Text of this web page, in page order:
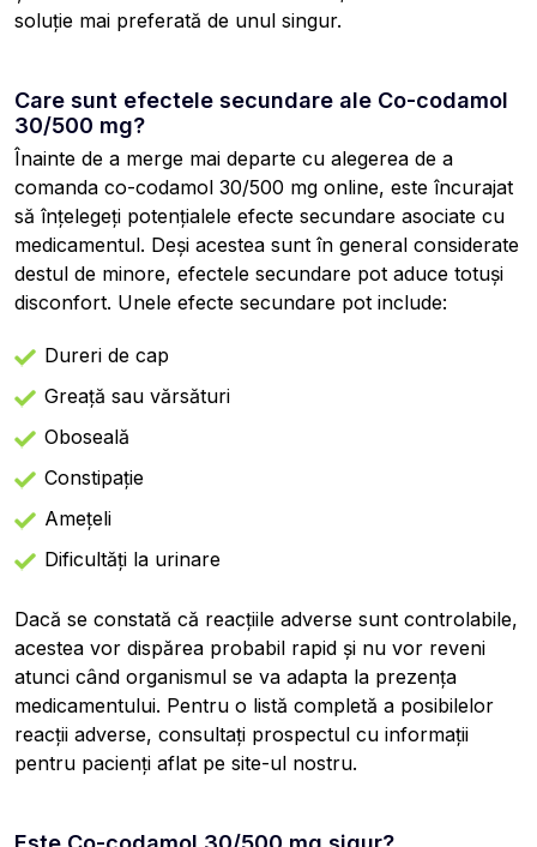
soluție mai preferată de unul singur.
Care sunt efectele secundare ale Co-codamol
30/500 mg?
Înainte de a merge mai departe cu alegerea de a
comanda co-codamol 30/500 mg online, este încurajat
să înțelegeți potențialele efecte secundare asociate cu
medicamentul. Deși acestea sunt în general considerate
destul de minore, efectele secundare pot aduce totuși
disconfort. Unele efecte secundare pot include:
Dureri de cap
Greață sau vărsături
Oboseală
Constipație
Amețeli
Dificultăți la urinare
Dacă se constată că reacțiile adverse sunt controlabile,
acestea vor dispărea probabil rapid și nu vor reveni
atunci când organismul se va adapta la prezența
medicamentului. Pentru o listă completă a posibilelor
reacții adverse, consultați prospectul cu informații
pentru pacienți aflat pe site-ul nostru.